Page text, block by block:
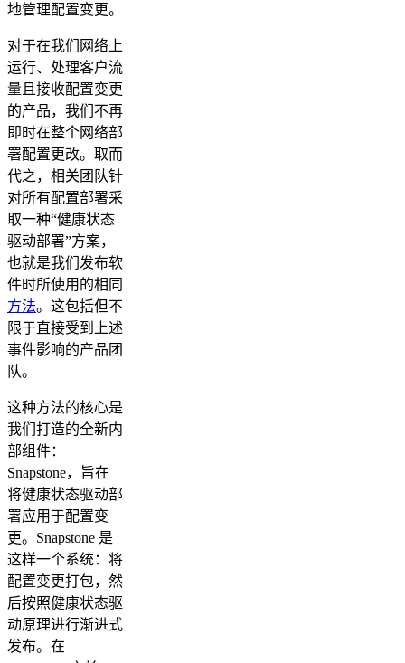
地管理配置变更。
对于在我们网络上
运行、处理客户流
量且接收配置变更
的产品，我们不再
即时在整个网络部
署配置更改。取而
代之，相关团队针
对所有配置部署采
取一种“健康状态
驱动部署”方案，
也就是我们发布软
件时所使用的相同
方法。这包括但不
限于直接受到上述
事件影响的产品团
队。
这种方法的核心是
我们打造的全新内
部组件：
Snapstone，旨在
将健康状态驱动部
署应用于配置变
更。Snapstone 是
这样一个系统：将
配置变更打包，然
后按照健康状态驱
动原理进行渐进式
发布。在